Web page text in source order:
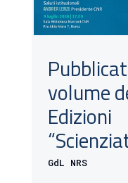
volume
Edizioni
GdL NRS